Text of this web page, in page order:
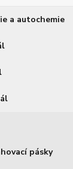
a autochemie
pásky